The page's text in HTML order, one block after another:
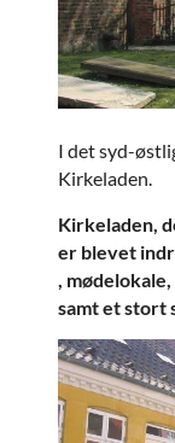
I det syd-
Kirkeladen.
Kirkeladen,
er blevet
,
samt et stort